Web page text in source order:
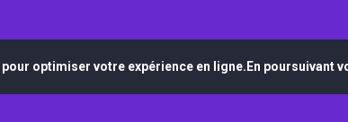
optimiser votre expérience en ligne.En